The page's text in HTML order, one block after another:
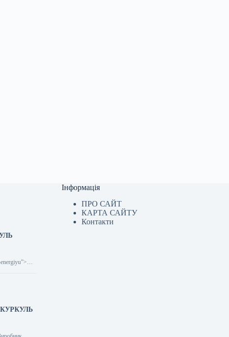
КУРКУЛЬ
Інформація
ПРО САЙТ
КАРТА САЙТУ
Контакти